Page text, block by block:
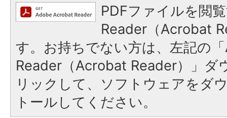
PDFファイルを閲
Reader（Acrobat
す。お持ちでない方は、左記の
Reader（Acrobat Reader）」ダ
リックして、ソフトウェアをダ
トールしてください。